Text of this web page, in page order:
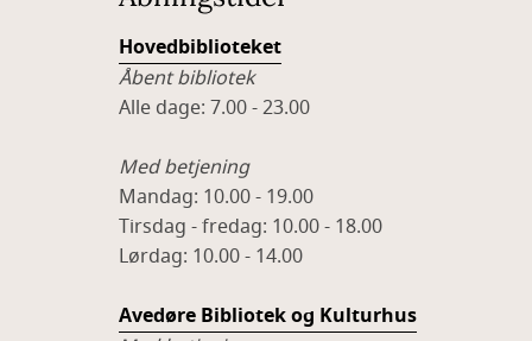
Hovedbiblioteket
Åbent bibliotek
Alle dage: 7.00 - 23.00
Med betjening
Mandag: 10.00 - 19.00
Tirsdag - fredag: 10.00 - 18.00
Lørdag: 10.00 - 14.00
Avedøre Bibliotek og Kulturhus